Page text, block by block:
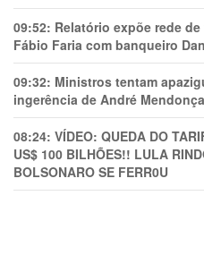
09:52: Relatório expõe rede de
Fábio Faria com banqueiro
09:32: Ministros tentam
ingerência de André
08:24: VÍDEO: QUEDA DO
US$ 100 BILHÕES!! LULA
BOLSONARO SE FERR0U